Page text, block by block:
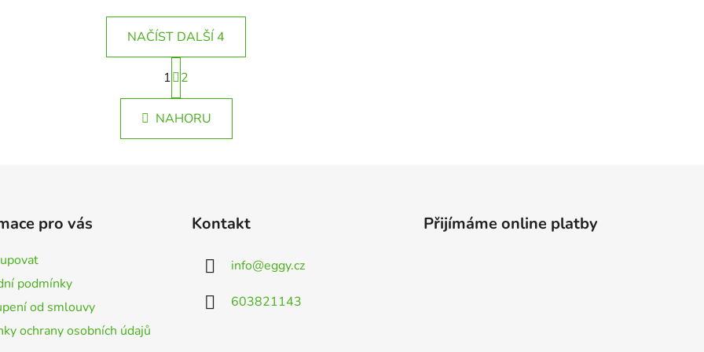
O
v
l
á
NAČÍST DALŠÍ 4
S
t
r
n
k
1 2
NAHORU
pro vás
podmínky
od smlouvy
ochrany osobních údajů
Kontakt
info@eggy.cz
603821143
Přijímáme online platby